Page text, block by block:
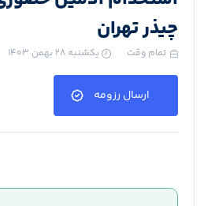
چیذر تهران
تمام وقت یکشنبه ۲۸ بهمن ۱۴۰۳
ارسال رزومه